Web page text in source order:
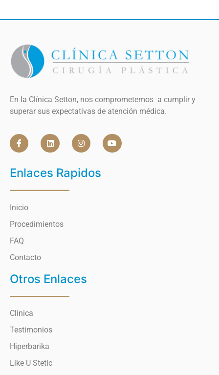
En la Clínica Setton, nos comprometemos a cumplir y
superar sus expectativas de atención médica.
Enlaces Rapidos
Inicio
Procedimientos
FAQ
Contacto
Otros Enlaces
Clinica
Testimonios
Hiperbarika
Like U Stetic